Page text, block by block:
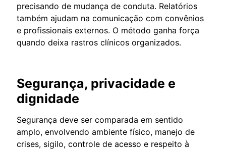
precisando de mudança de conduta. Relatórios
também ajudam na comunicação com convênios
e profissionais externos. O método ganha força
quando deixa rastros clínicos organizados.
Segurança, privacidade e
dignidade
Segurança deve ser comparada em sentido
amplo, envolvendo ambiente físico, manejo de
crises, sigilo, controle de acesso e respeito à